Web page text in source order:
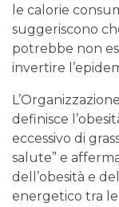
le calorie
suggeriscono
potrebbe non
invertire
definisce
eccessivo di
salute” e
dell’obesità e
energetico tra